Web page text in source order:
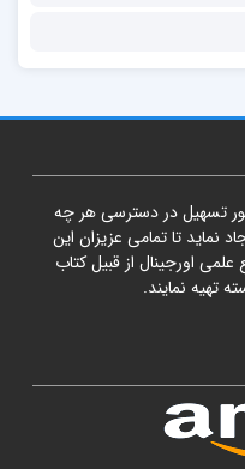
تسهیل در دسترسی هر چه
نماید تا تمامی عزیزان این
اورجینال از قبیل کتاب
تهیه نمایند.